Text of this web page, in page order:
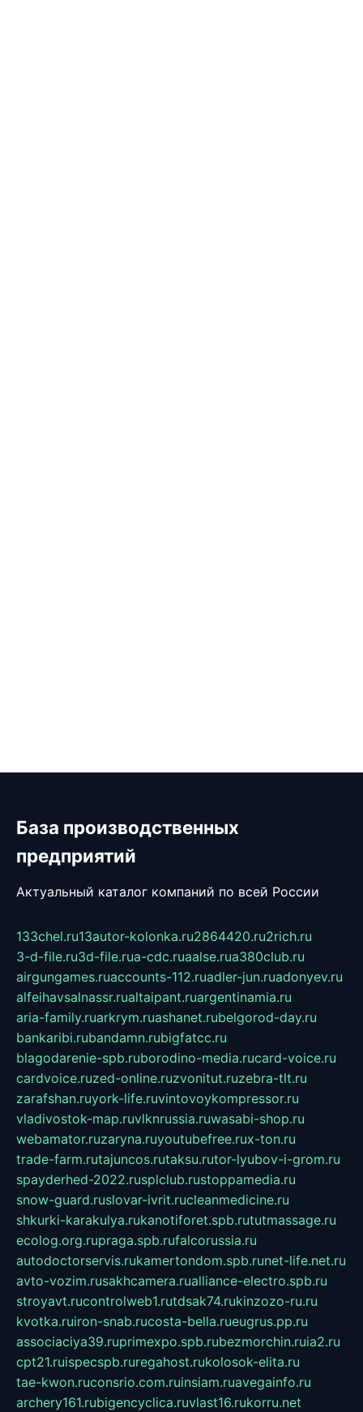
База производственных
предприятий
Актуальный каталог компаний по всей России
133chel.ru13autor-kolonka.ru2864420.ru2rich.ru
3-d-file.ru3d-file.rua-cdc.ruaalse.rua380club.ru
airgungames.ruaccounts-112.ruadler-jun.ruadonyev.ru
alfeihavsalnassr.rualtaipant.ruargentinamia.ru
aria-family.ruarkrym.ruashanet.rubelgorod-day.ru
bankaribi.rubandamn.rubigfatcc.ru
blagodarenie-spb.ruborodino-media.rucard-voice.ru
cardvoice.ruzed-online.ruzvonitut.ruzebra-tlt.ru
zarafshan.ruyork-life.ruvintovoykompressor.ru
vladivostok-map.ruvlknrussia.ruwasabi-shop.ru
webamator.ruzaryna.ruyoutubefree.rux-ton.ru
trade-farm.rutajuncos.rutaksu.rutor-lyubov-i-grom.ru
spayderhed-2022.rusplclub.rustoppamedia.ru
snow-guard.ruslovar-ivrit.rucleanmedicine.ru
shkurki-karakulya.rukanotiforet.spb.rututmassage.ru
ecolog.org.rupraga.spb.rufalcorussia.ru
autodoctorservis.rukamertondom.spb.runet-life.net.ru
avto-vozim.rusakhcamera.rualliance-electro.spb.ru
stroyavt.rucontrolweb1.rutdsak74.rukinzozo-ru.ru
kvotka.ruiron-snab.rucosta-bella.rueugrus.pp.ru
associaciya39.ruprimexpo.spb.rubezmorchin.ruia2.ru
cpt21.ruispecspb.ruregahost.rukolosok-elita.ru
tae-kwon.ruconsrio.com.ruinsiam.ruavegainfo.ru
archery161.rubigencyclica.ruvlast16.rukorru.net